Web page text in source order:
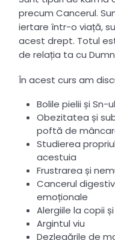
precum Cancerul.
iertare într-o viață,
acest drept. Totul
de relația ta cu
În acest curs am
Bolile pielii și Sn-ul
Obezitatea și
poftă de
Studierea
acestuia
Frustrarea și
Cancerul
emoționale
Alergiile la copii
Argintul viu
Dezlegările de